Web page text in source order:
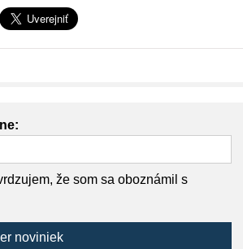
že som sa oboznámil s
noviniek